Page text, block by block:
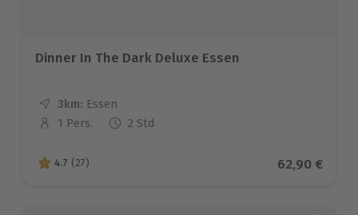
Dinner In The Dark Deluxe Essen
3km: Entfernung
Standort
Essen
Anzahl der Teilnehmer
1 Pers. 2 Std
4.7 von 5 Sternen basierend auf 27 Bewertungen
4.7 (27) Aktueller
62,90 €